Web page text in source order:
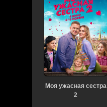
Моя ужасная сестра
2